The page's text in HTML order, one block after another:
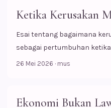
senimannya rasakan?”,
dari sudut pandang yang
“Apakah ini AI?” Lucu
Bayangkan seseorang
Apakah reaksi pertamamu
Ketika Kerusakan
Esai tentang bagaimana
sebagai pertumbuhan
hanya menghitung
26 Mei 2026 · mus
Ekonomi Bukan